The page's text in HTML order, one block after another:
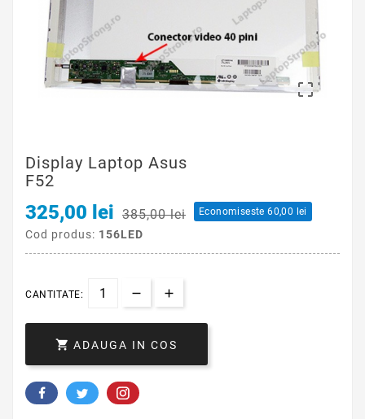

Display Laptop Asus
F52
325,00 lei 385,00 lei Economiseste 60,00 lei
Cod produs: 156LED
CANTITATE:
 ADAUGA IN COS